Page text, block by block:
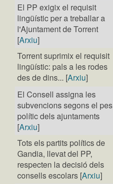
El PP exigix el requisit
lingüístic per a treballar a
l'Ajuntament de Torrent
[Arxiu]
Torrent suprimix el requisit
lingüístic: pals a les rodes
des de dins... [Arxiu]
El Consell assigna les
subvencions segons el pes
polític dels ajuntaments
[Arxiu]
Tots els partits polítics de
Gandia, llevat del PP,
respecten la decisió dels
consells escolars [Arxiu]